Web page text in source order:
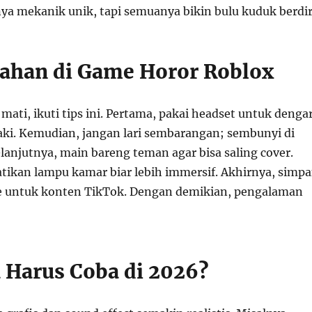
mekanik unik, tapi semuanya bikin bulu kuduk
di Game Horor Roblox
ikuti tips ini. Pertama, pakai headset untuk
Kemudian, jangan lari sembarangan; sembunyi di
main bareng teman agar bisa saling cover.
lampu kamar biar lebih immersif. Akhirnya,
untuk konten TikTok. Dengan demikian, pengalaman
Coba di 2026?